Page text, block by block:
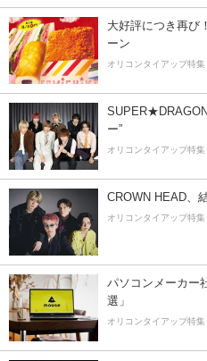
大好評につき再び
ーン
オリコンタイアップ特集
ー”
オリコンタイアップ特集
CROWN HEAD、
オリコンタイアップ特集
パソコンメーカー
選」
オリコンタイアップ特集